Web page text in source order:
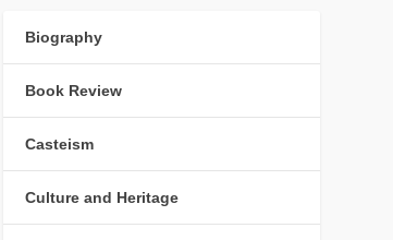
Biography
Book Review
Casteism
Culture and Heritage